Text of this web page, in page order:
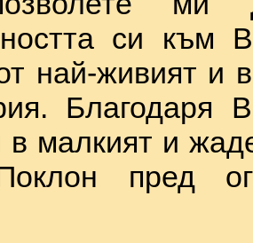
си към
най-живият и
Благодаря
в малкият и
пред